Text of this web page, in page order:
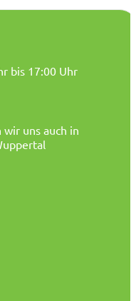
bis 17:00 Uhr
uns auch in